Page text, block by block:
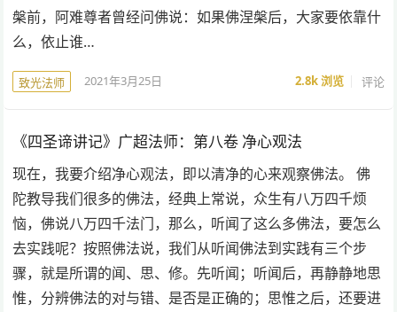
槃前，阿难尊者曾经问佛说：如果佛涅槃后，大家要依靠什
么，依止谁…
致光法师 2021年3月25日 2.8k浏览 评论
《四圣谛讲记》广超法师：第八卷 净心观法
现在，我要介绍净心观法，即以清净的心来观察佛法。 佛
陀教导我们很多的佛法，经典上常说，众生有八万四千烦
恼，佛说八万四千法门，那么，听闻了这么多佛法，要怎么
去实践呢？按照佛法说，我们从听闻佛法到实践有三个步
骤，就是所谓的闻、思、修。先听闻；听闻后，再静静地思
惟，分辨佛法的对与错、是否是正确的；思惟之后，还要进